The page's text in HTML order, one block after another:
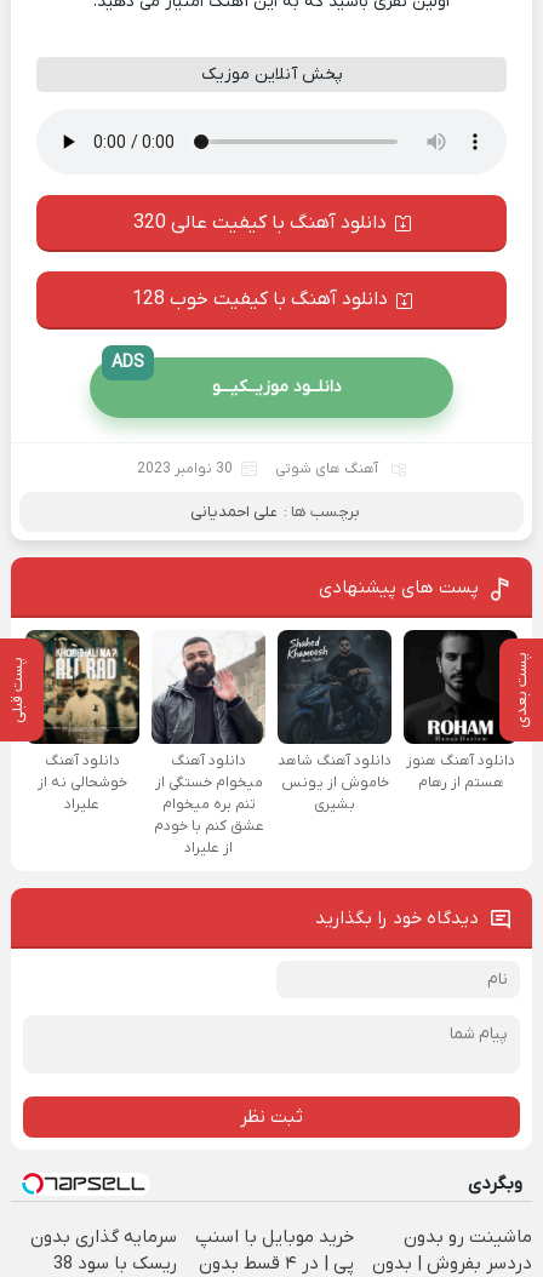
پست بعدی پست قبلی
پخش آنلاین موزیک
دانلود آهنگ با کیفیت عالی 320
دانلود آهنگ با کیفیت خوب 128
دانلــود موزیــکیـــو
ADS
آهنگ های شوتی 30 نوامبر 2023
برچسب ها : علی احمدیانی
پست های پیشنهادی
دانلود آهنگ هنوز
هستم از رهام
دانلود آهنگ شاهد
خاموش از یونس
بشیری
دانلود آهنگ
میخوام خستگی از
تنم بره میخوام
عشق کنم با خودم
از علیراد
دانلود آهنگ
خوشحالی نه از
علیراد
دیدگاه خود را بگذارید
ثبت نظر
وبگردی
ماشینت رو بدون
دردسر بفروش | بدون
خرید موبایل با اسنپ
پی | در ۴ قسط بدون
سرمایه گذاری بدون
ریسک با سود 38